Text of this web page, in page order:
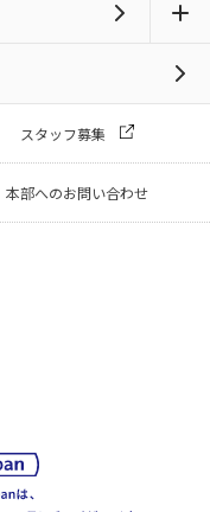
スタッフ募集
本部へのお問い合わせ